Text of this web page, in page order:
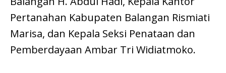
Pertanahan Kabupaten Balangan Rismiati
Marisa, dan Kepala Seksi Penataan dan
Pemberdayaan Ambar Tri Widiatmoko.